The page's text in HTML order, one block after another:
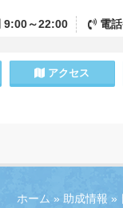
9:00～22:00 電話
アクセス
ホーム » 助成情報 »